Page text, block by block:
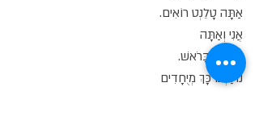
אַתָּה טָלֵנְט רוֹאִים.
אֲנִי וְאַתָּה
נוֹתְנִים בָּרֹאשׁ.
נוֹלַדְנוּ כָּךְ מְיֻחָדִים